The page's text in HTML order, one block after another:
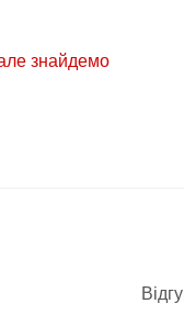
знайдемо